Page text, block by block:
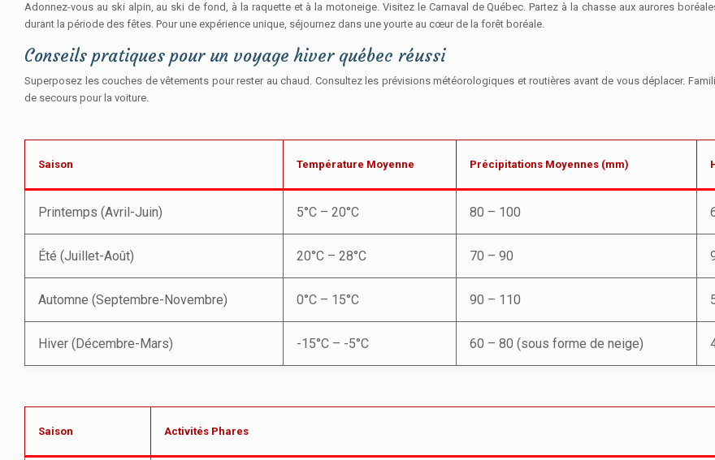
Adonnez-vous au ski alpin, au ski de fond, à la raquette et à la motoneige. Visitez le Carnaval de Québec. Partez à la chasse aux aurores
durant la période des fêtes. Pour une expérience unique, séjournez dans une yourte au cœur de la forêt boréale.
Conseils pratiques pour un voyage hiver québec réussi
Superposez les couches de vêtements pour rester au chaud. Consultez les prévisions météorologiques et routières avant de vous déplacer.
de secours pour la voiture.
Saison Température Moyenne Précipitations Moyennes (mm)
Printemps (Avril-Juin) 5°C – 20°C 80 – 100
Été (Juillet-Août) 20°C – 28°C 70 – 90
Automne (Septembre-Novembre) 0°C – 15°C 90 – 110
Hiver (Décembre-Mars) -15°C – -5°C 60 – 80 (sous forme de neige)
Saison Activités Phares